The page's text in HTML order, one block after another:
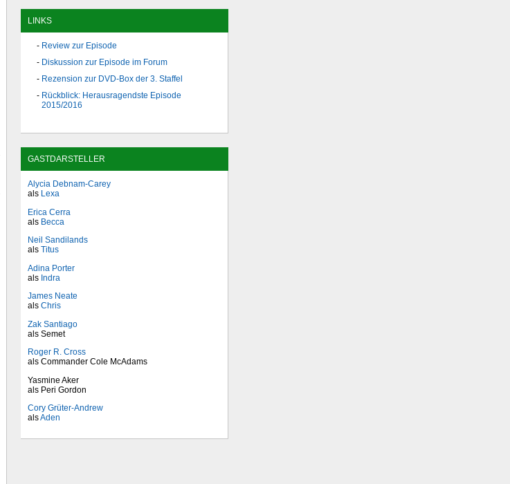
LINKS
Review zur Episode
Diskussion zur Episode im Forum
Rezension zur DVD-Box der 3. Staffel
Rückblick: Herausragendste Episode
2015/2016
GASTDARSTELLER
Alycia Debnam-Carey
als Lexa
Erica Cerra
als Becca
Neil Sandilands
als Titus
Adina Porter
als Indra
James Neate
als Chris
Zak Santiago
als Semet
Roger R. Cross
als Commander Cole McAdams
Yasmine Aker
als Peri Gordon
Cory Grüter-Andrew
alsAden